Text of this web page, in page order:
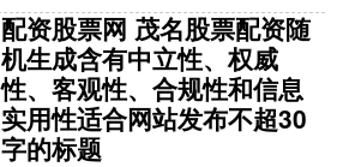
配资股票网 茂名股票配资随
机生成含有中立性、权威
性、客观性、合规性和信息
实用性适合网站发布不超30
字的标题